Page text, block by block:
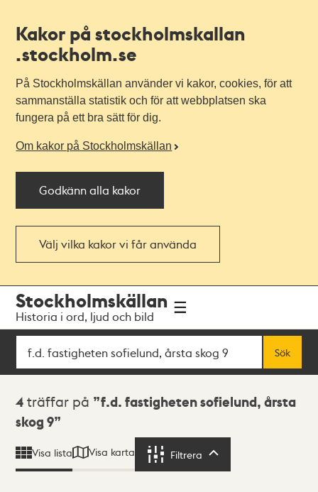
Kakor på stockholmskallan
.stockholm.se
På Stockholmskällan använder vi kakor, cookies, för att
sammanställa statistik och för att webbplatsen ska
fungera på ett bra sätt för dig.
Om kakor på Stockholmskällan
Godkänn alla kakor
Välj vilka kakor vi får använda
navigationen
huvudinnehållet
Stockholmskällan
Historia i ord, ljud och bild
Sök
Sök
Sökresultat
4 träffar på
f.d. fastigheten sofielund, årsta
skog 9
Visa lista Visa karta Filtrera